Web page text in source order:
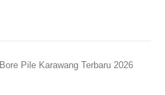
Pile Karawang Terbaru 2026